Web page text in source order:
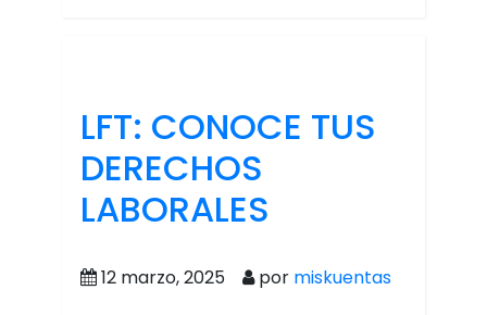
LFT: CONOCE TUS
DERECHOS
LABORALES
12 marzo, 2025 por miskuentas